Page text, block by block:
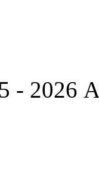
- 2026